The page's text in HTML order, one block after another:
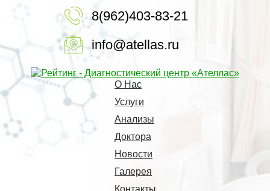
8(962)403-83-21
info@atellas.ru
О Нас
Услуги
Анализы
Доктора
Новости
Галерея
Контакты